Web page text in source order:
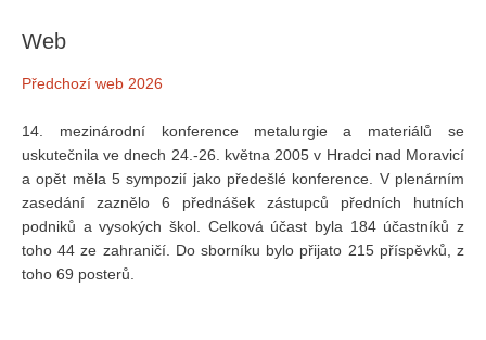
Web
Předchozí web 2026
14. mezinárodní konference metalurgie a materiálů se
uskutečnila ve dnech 24.-26. května 2005 v Hradci nad Moravicí
a opět měla 5 sympozií jako předešlé konference. V plenárním
zasedání zaznělo 6 přednášek zástupců předních hutních
podniků a vysokých škol. Celková účast byla 184 účastníků z
toho 44 ze zahraničí. Do sborníku bylo přijato 215 příspěvků, z
toho 69 posterů.